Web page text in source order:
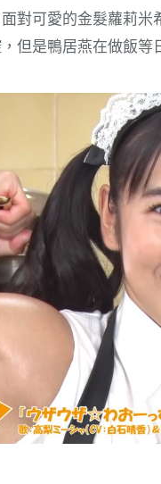
對可愛的金髮蘿莉
但是鴨居燕在做飯等